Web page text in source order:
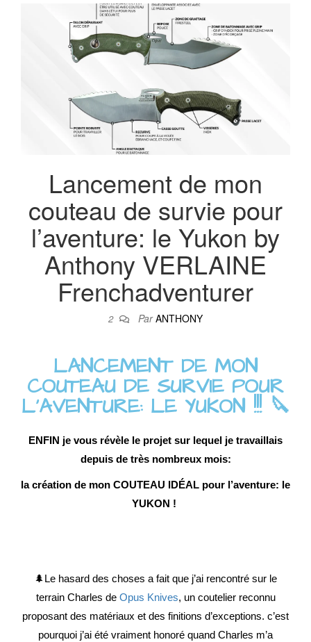
BLOG
DU
Lancement de mon
couteau de survie pour
l’aventure: le Yukon by
Anthony VERLAINE
Frenchadventurer
2 ParANTHONY
LANCEMENT DE MON
COUTEAU DE SURVIE POUR
L'AVENTURE: LE YUKON !!! 🔪
ENFIN je vous révèle le projet sur lequel je travaillais
depuis de très nombreux mois:
la création de mon COUTEAU IDÉAL pour l’aventure: le
YUKON ! ⁣
🌲Le hasard des choses a fait que j’ai rencontré sur le
terrain Charles de Opus Knives, un coutelier reconnu
proposant des matériaux et des finitions d’exceptions. c’est
pourquoi j’ai été vraiment honoré quand Charles m’a